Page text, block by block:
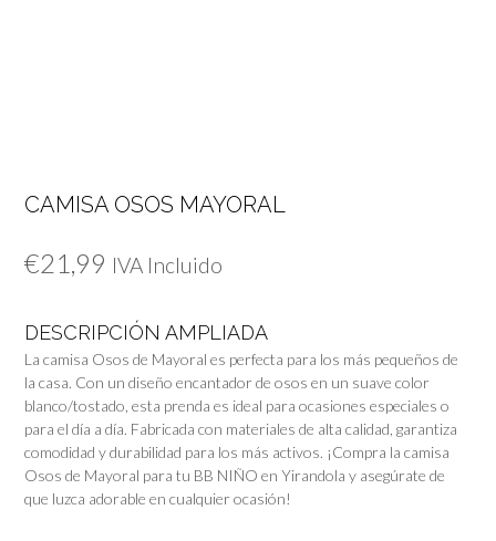
CAMISA OSOS MAYORAL
€21,99 IVA Incluido
DESCRIPCIÓN AMPLIADA
La camisa Osos de Mayoral es perfecta para los más pequeños de
la casa. Con un diseño encantador de osos en un suave color
blanco/tostado, esta prenda es ideal para ocasiones especiales o
para el día a día. Fabricada con materiales de alta calidad, garantiza
comodidad y durabilidad para los más activos. ¡Compra la camisa
Osos de Mayoral para tu BB NIÑO en Yirandola y asegúrate de
que luzca adorable en cualquier ocasión!